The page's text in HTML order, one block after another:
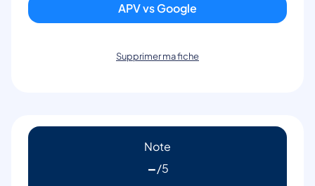
APV vs Google
Supprimer ma fiche
Note
-